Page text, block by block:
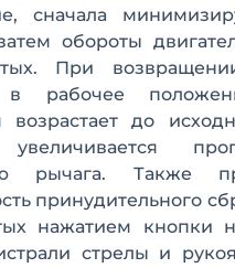
сначала
обороты
При
в рабочее
возрастает до
рычага. Также
принудительного
нажатием кнопки
стрелы и